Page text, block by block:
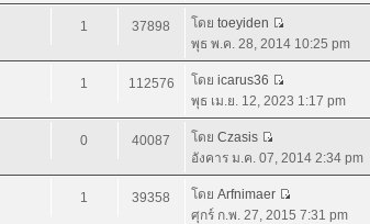
1 37898 โดย toeyiden
พุธ พ.ค. 28, 2014 10:25 pm
1 112576 โดย icarus36
พุธ เม.ย. 12, 2023 1:17 pm
0 40087 โดย Czasis
อังคาร ม.ค. 07, 2014 2:34 pm
1 39358 โดย Arfnimaer
ศุกร์ ก.พ. 27, 2015 7:31 pm